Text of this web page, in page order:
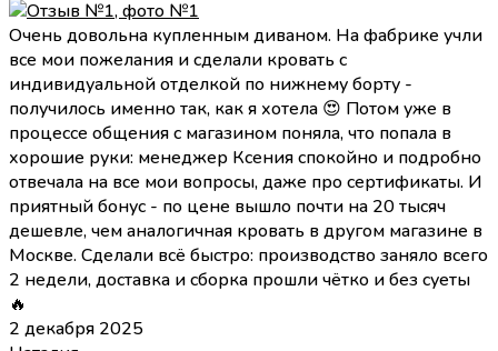
Очень довольна купленным диваном. На фабрике учли
все мои пожелания и сделали кровать с
индивидуальной отделкой по нижнему борту -
получилось именно так, как я хотела 😍 Потом уже в
процессе общения с магазином поняла, что попала в
хорошие руки: менеджер Ксения спокойно и подробно
отвечала на все мои вопросы, даже про сертификаты. И
приятный бонус - по цене вышло почти на 20 тысяч
дешевле, чем аналогичная кровать в другом магазине в
Москве. Сделали всё быстро: производство заняло всего
2 недели, доставка и сборка прошли чётко и без суеты
🔥
2 декабря 2025